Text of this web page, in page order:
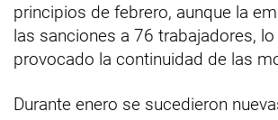
principios de febrero, aunque la
las sanciones a 76 trabajadores, lo
provocado la continuidad de las
Durante enero se sucedieron